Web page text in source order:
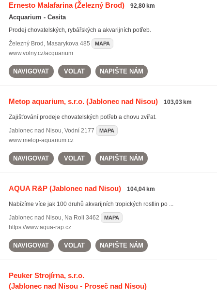
Ernesto Malafarina(Železný Brod) 92,80 km
Acquarium - Cesita
Prodej chovatelských, rybářských a akvarijních potřeb.
Železný Brod , Masarykova 485 MAPA
www.volny.cz/acquarium
NAVIGOVAT VOLAT NAPIŠTE NÁM
Metop aquarium, s.r.o.(Jablonec nad Nisou) 103,03 km
Zajišťování prodeje chovatelských potřeb a chovu zvířat.
Jablonec nad Nisou, Vodní 2177 MAPA
www.metop-aquarium.cz
NAVIGOVAT VOLAT NAPIŠTE NÁM
AQUA R&P(Jablonec nad Nisou) 104,04 km
Nabízíme více jak 100 druhů akvarijních tropických rostlin po ...
Jablonec nad Nisou, Na Roli 3462 MAPA
https://www.aqua-rap.cz
NAVIGOVAT VOLAT NAPIŠTE NÁM
Peuker Strojírna, s.r.o.
(Jablonec nad Nisou - Proseč nad Nisou)